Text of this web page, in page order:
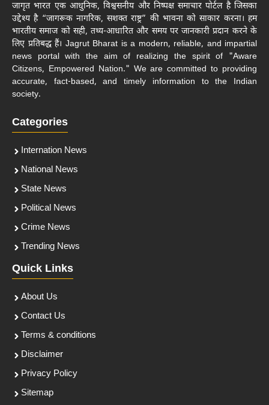
जागृत भारत एक आधुनिक, विश्वसनीय और निष्पक्ष समाचार पोर्टल है जिसका
उद्देश्य है “जागरूक नागरिक, सशक्त राष्ट्र” की भावना को साकार करना। हम
भारतीय समाज को सही, तथ्य-आधारित और समय पर जानकारी प्रदान करने के
लिए प्रतिबद्ध हैं। Jagrut Bharat is a modern, reliable, and impartial
news portal with the aim of realizing the spirit of "Aware
Citizens, Empowered Nation." We are committed to providing
accurate, fact-based, and timely information to the Indian
society.
Categories
Internation News
National News
State News
Political News
Crime News
Trending News
Quick Links
About Us
Contact Us
Terms & conditions
Disclaimer
Privacy Policy
Sitemap